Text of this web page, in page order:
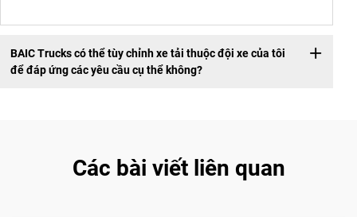
BAIC Trucks có thể tùy chỉnh xe tải thuộc đội xe của tôi
để đáp ứng các yêu cầu cụ thể không?
Các bài viết liên quan